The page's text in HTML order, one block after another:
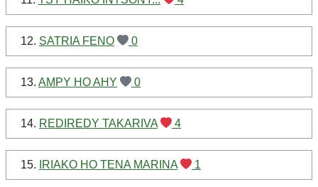
12. SATRIA FENO 0
13. AMPY HO AHY 0
14. REDIREDY TAKARIVA 4
15. IRIAKO HO TENA MARINA 1